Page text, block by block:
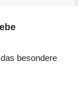
besondere